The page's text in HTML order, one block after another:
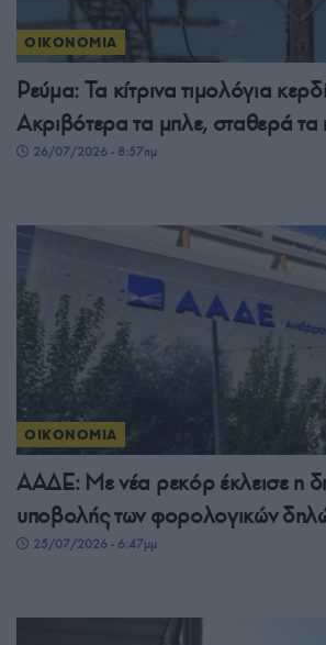
ΟΙΚΟΝΟΜΙΑ
Ρεύμα: Τα κίτρινα τιμολόγια
Ακριβότερα τα μπλε, σταθερά τα
26/07/2026 - 8:57πμ
ΟΙΚΟΝΟΜΙΑ
ΑΑΔΕ: Με νέα ρεκόρ έκλεισε η
υποβολής των φορολογικών
25/07/2026 - 6:47μμ